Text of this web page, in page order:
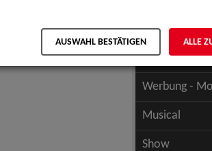
Schauspiel -
Werbung -
Werbung -
Musical
Show
AUSWAHL BESTÄTIGEN ALLE